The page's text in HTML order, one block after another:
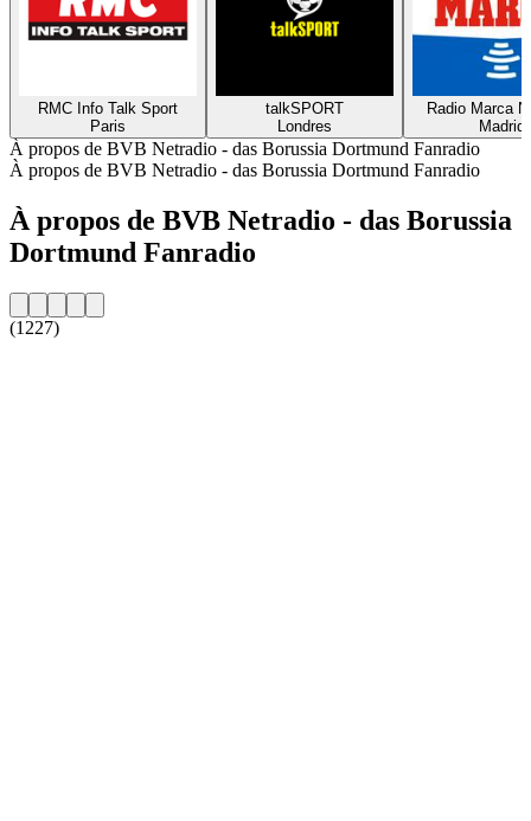
RMC Info Talk Sport
Paris
talkSPORT
Londres
Radio Marca
Madrid
À propos de BVB Netradio - das Borussia Dortmund Fanradio
À propos de BVB Netradio - das Borussia Dortmund Fanradio
À propos de BVB Netradio - das Borussia
Dortmund Fanradio
(1227)